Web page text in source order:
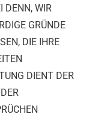
DENN, WIR
GRÜNDE
DIE IHRE
DIENT DER